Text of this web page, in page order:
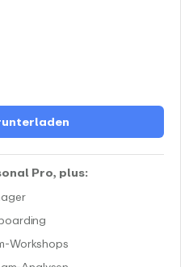
Pro, plus:
Erhalte die Unterstützung
WorkshopsBringe dein Team mit